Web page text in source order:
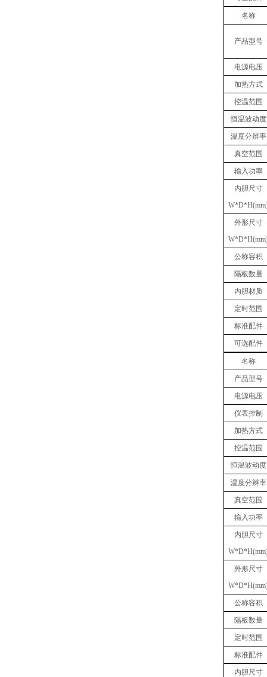
名称
产品型号
电源电压
加热方式
控温范围
恒温波动度
温度分辨率
真空范围
输入功率
内胆尺寸
W*D*
外形尺寸
W*D*
公称容积
隔板数量
内胆材质
定时范围
标准配件
可选配件
名称
产品型号
电源电压
仪表控制
加热方式
控温范围
恒温波动度
温度分辨率
真空范围
输入功率
内胆尺寸
W*D*
外形尺寸
W*D*
公称容积
隔板数量
定时范围
标准配件
内胆尺寸